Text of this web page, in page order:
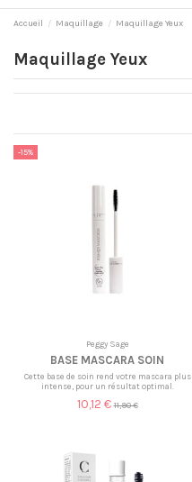
Accueil Maquillage Maquillage Yeux
Maquillage Yeux
-15%
Peggy Sage
BASE MASCARA SOIN
Cette base de soin rend votre mascara plus
intense, pour un résultat optimal.
10,12 € 11,90 €